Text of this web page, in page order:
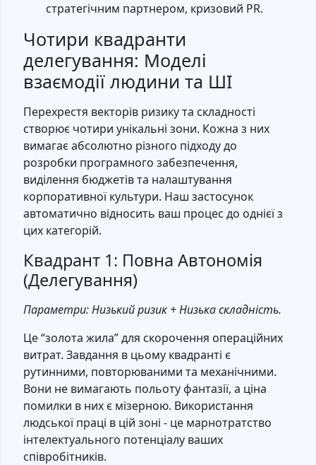
стратегічним партнером, кризовий PR.
Чотири квадранти
делегування: Моделі
взаємодії людини та ШІ
Перехрестя векторів ризику та складності
створює чотири унікальні зони. Кожна з них
вимагає абсолютно різного підходу до
розробки програмного забезпечення,
виділення бюджетів та налаштування
корпоративної культури. Наш застосунок
автоматично відносить ваш процес до однієї з
цих категорій.
Квадрант 1: Повна Автономія
(Делегування)
Параметри: Низький ризик + Низька складність.
Це “золота жила” для скорочення операційних
витрат. Завдання в цьому квадранті є
рутинними, повторюваними та механічними.
Вони не вимагають польоту фантазії, а ціна
помилки в них є мізерною. Використання
людської праці в цій зоні - це марнотратство
інтелектуального потенціалу ваших
співробітників.